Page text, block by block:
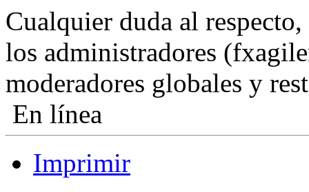
Cualquier duda al
los administradores
moderadores globales y
En línea
Imprimir